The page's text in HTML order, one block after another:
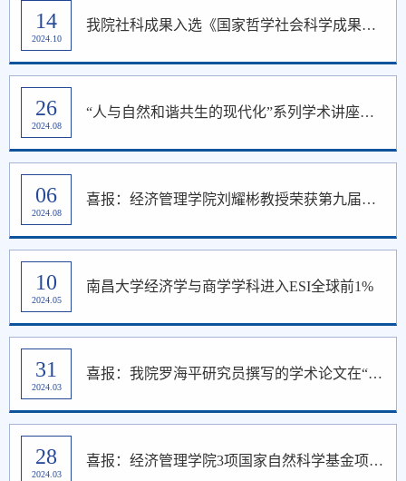
14
2024.10
我院社科成果入选《国家哲学社会科学成果文库》
26
2024.08
“人与自然和谐共生的现代化”系列学术讲座顺利举办
06
2024.08
喜报：经济管理学院刘耀彬教授荣获第九届高等学校科学研究优秀成果奖
10
2024.05
南昌大学经济学与商学学科进入ESI全球前1%
31
2024.03
喜报：我院罗海平研究员撰写的学术论文在“中国社会科学网”发表
28
2024.03
喜报：经济管理学院3项国家自然科学基金项目结题绩效评估为“优”